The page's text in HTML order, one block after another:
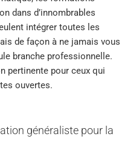
dans d’innombrables
intégrer toutes les
de façon à ne jamais vous
branche professionnelle.
pertinente pour ceux qui
ouvertes.
généraliste pour la